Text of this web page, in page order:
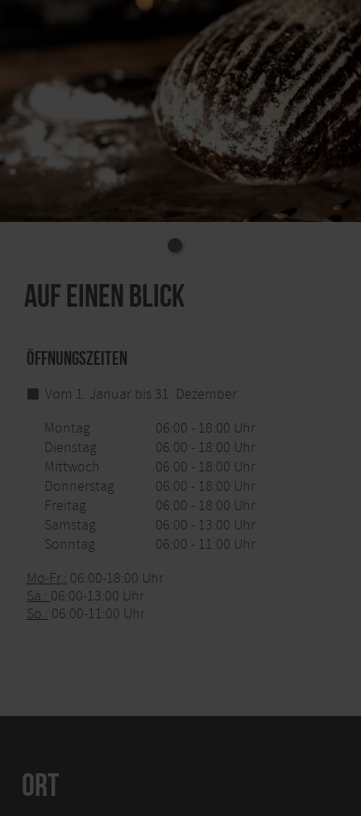
Auf einen Blick
Öffnungszeiten
Vom 1. Januar bis 31. Dezember
Montag
06:00 - 18:00 Uhr
Dienstag
06:00 - 18:00 Uhr
Mittwoch
06:00 - 18:00 Uhr
Donnerstag
06:00 - 18:00 Uhr
Freitag
06:00 - 18:00 Uhr
Samstag
06:00 - 13:00 Uhr
Sonntag
06:00 - 11:00 Uhr
Mo-Fr.: 06:00-18:00 Uhr
Sa.: 06:00-13:00 Uhr
So.: 06:00-11:00 Uhr
ORT